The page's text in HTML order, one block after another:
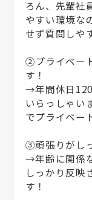
ろん、先輩社
やすい環境な
せず質問しや
②プライベー
す！
→年間休日
いらっしゃい
でプライベー
③頑張りがし
→年齢に関係
しっかり反映
す！